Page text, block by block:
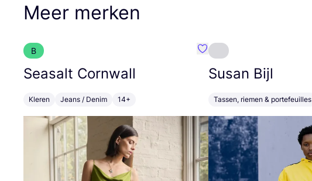
Meer merken
B
Seasalt Cornwall
Kleren Jeans / Denim 14+
Favoriete {naam}
Susan Bijl
Tassen, riemen & portefeuilles